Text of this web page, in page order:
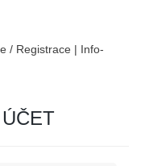
/ Registrace | Info-